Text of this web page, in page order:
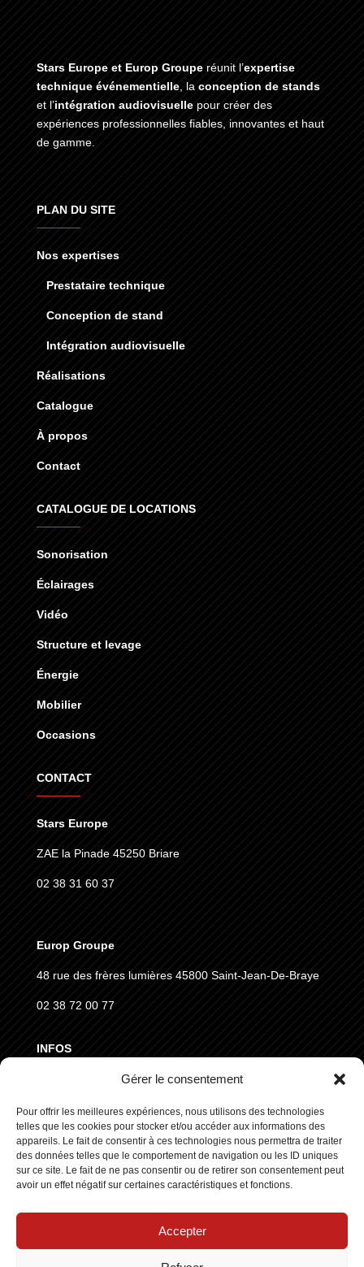
Gérer le consentement
Pour offrir les meilleures expériences, nous utilisons des technologies
telles que les cookies pour stocker et/ou accéder aux informations des
appareils. Le fait de consentir à ces technologies nous permettra de traiter
des données telles que le comportement de navigation ou les ID uniques
sur ce site. Le fait de ne pas consentir ou de retirer son consentement peut
avoir un effet négatif sur certaines caractéristiques et fonctions.
Accepter
Stars Europe et Europ Groupe réunit l’expertise
technique événementielle, la conception de stands
et l’intégration audiovisuellepour créer des
expériences professionnelles fiables, innovantes et haut
de gamme.
PLAN DU SITE
Nos expertises
Prestataire technique
Conception de stand
Intégration audiovisuelle
Réalisations
Catalogue
À propos
Contact
CATALOGUE DE LOCATIONS
Sonorisation
Éclairages
Vidéo
Structure et levage
Énergie
Mobilier
Occasions
CONTACT
Stars Europe
ZAE la Pinade 45250 Briare
02 38 31 60 37
Europ Groupe
48 rue des frères lumières 45800 Saint-Jean-De-Braye
02 38 72 00 77
INFOS
CGVD
RGPD
SUIVEZ NOUS